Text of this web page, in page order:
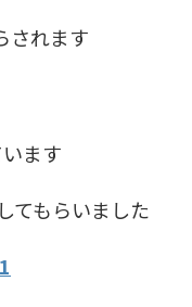
されます
ます
てもらいました